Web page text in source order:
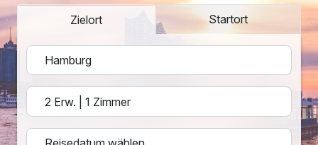
Zielort Startort